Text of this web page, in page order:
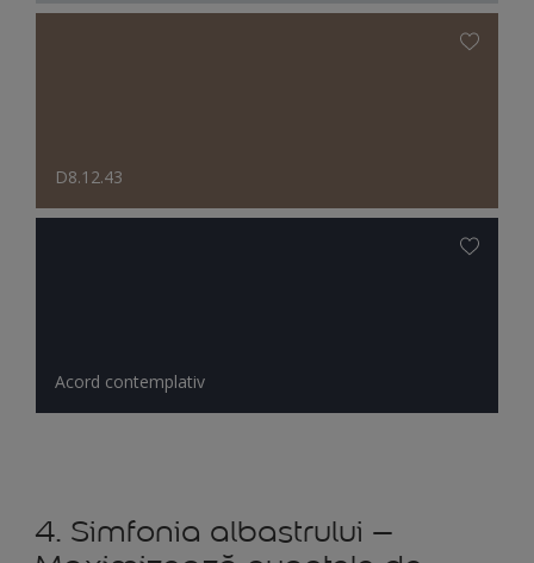
D8.12.43
Acord contemplativ
4. Simfonia albastrului –